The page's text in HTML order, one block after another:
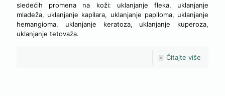
sledećih promena na koži: uklanjanje fleka, uklanjanje
mladeža, uklanjanje kapilara, uklanjanje papiloma, uklanjanje
hemangioma, uklanjanje keratoza, uklanjanje kuperoza,
uklanjanje tetovaža.
Čitajte više